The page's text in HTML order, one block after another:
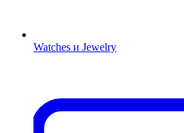
Watches и Jewelry